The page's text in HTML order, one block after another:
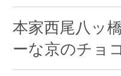
本家西尾八ッ
ーな京のチョ